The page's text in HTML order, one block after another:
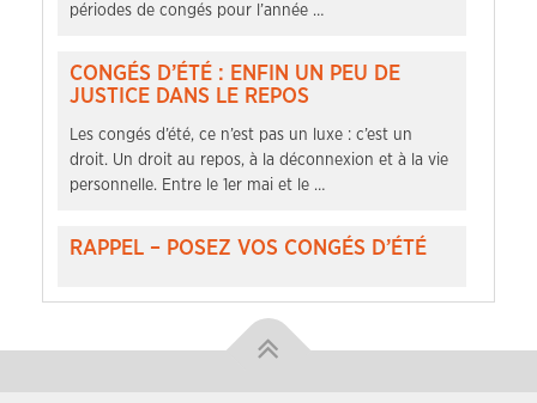
périodes de congés pour l’année …
CONGÉS D’ÉTÉ : ENFIN UN PEU DE
JUSTICE DANS LE REPOS
Les congés d’été, ce n’est pas un luxe : c’est un
droit. Un droit au repos, à la déconnexion et à la vie
personnelle. Entre le 1er mai et le …
RAPPEL – POSEZ VOS CONGÉS D’ÉTÉ